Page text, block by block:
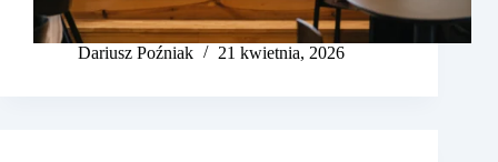
Dariusz Poźniak 21 kwietnia, 2026